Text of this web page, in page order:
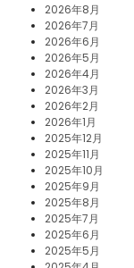
2026年8月
2026年7月
2026年6月
2026年5月
2026年4月
2026年3月
2026年2月
2026年1月
2025年12月
2025年11月
2025年10月
2025年9月
2025年8月
2025年7月
2025年6月
2025年5月